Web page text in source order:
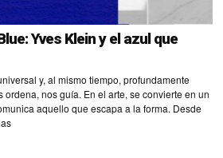
Yves Klein y el azul que
y, al mismo tiempo, profundamente
nos guía. En el arte, se convierte en un
aquello que escapa a la forma. Desde